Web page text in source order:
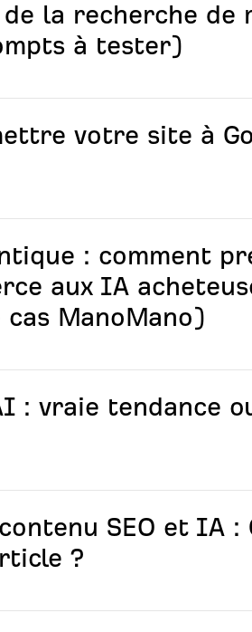
la recherche de
à tester)
votre site à
: comment
aux IA
ManoMano)
: vraie tendance
SEO et IA :
?